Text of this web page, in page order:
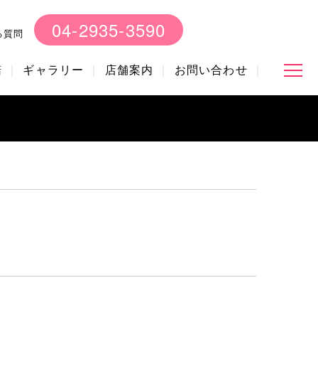
問 04-2935-3590
ギャラリー 店舗案内 お問い合わせ